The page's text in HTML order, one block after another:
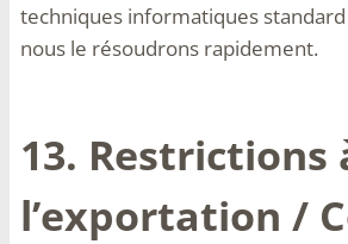
techniques informatiques standard
nous le résoudrons rapidement.
13. Restrictions
l’exportation /